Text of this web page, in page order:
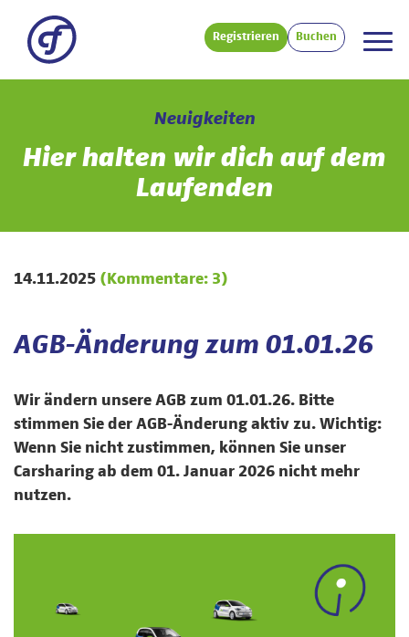
Registrieren Buchen
Neuigkeiten
Hier halten wir dich auf dem
Laufenden
14.11.2025 (Kommentare: 3)
AGB-Änderung zum 01.01.26
Wir ändern unsere AGB zum 01.01.26. Bitte
stimmen Sie der AGB-Änderung aktiv zu. Wichtig:
Wenn Sie nicht zustimmen, können Sie unser
Carsharing ab dem 01. Januar 2026 nicht mehr
nutzen.